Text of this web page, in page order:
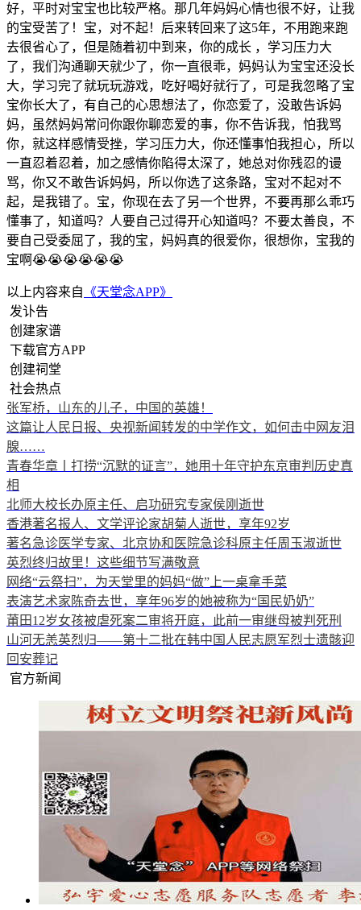
好，平时对宝宝也比较严格。那几年妈妈心情也很不好，让我
的宝受苦了！宝，对不起！后来转回来了这5年，不用跑来跑
去很省心了，但是随着初中到来，你的成长 ，学习压力大
了，我们沟通聊天就少了，你一直很乖，妈妈认为宝宝还没长
大，学习完了就玩玩游戏，吃好喝好就行了，可是我忽略了宝
宝你长大了，有自己的心思想法了，你恋爱了，没敢告诉妈
妈，虽然妈妈常问你跟你聊恋爱的事，你不告诉我，怕我骂
你，就这样感情受挫，学习压力大，你还懂事怕我担心，所以
一直忍着忍着，加之感情你陷得太深了，她总对你残忍的谩
骂，你又不敢告诉妈妈，所以你选了这条路，宝对不起对不
起，是我错了。宝，你现在去了另一个世界，不要再那么乖巧
懂事了，知道吗？人要自己过得开心知道吗？不要太善良，不
要自己受委屈了，我的宝，妈妈真的很爱你，很想你，宝我的
宝啊😭😭😭😭😭😭
以上内容来自 《天堂念APP》
发讣告
创建家谱
下载官方APP
创建祠堂
社会热点
张军桥，山东的儿子，中国的英雄！
这篇让人民日报、央视新闻转发的中学作文，如何击中网友泪
腺……
青春华章丨打捞“沉默的证言”，她用十年守护东京审判历史真
相
北师大校长办原主任、启功研究专家侯刚逝世
香港著名报人、文学评论家胡菊人逝世，享年92岁
著名急诊医学专家、北京协和医院急诊科原主任周玉淑逝世
英烈终归故里！这些细节写满敬意
网络“云祭扫”，为天堂里的妈妈“做”上一桌拿手菜
表演艺术家陈奇去世，享年96岁的她被称为“国民奶奶”
莆田12岁女孩被虐死案二审将开庭，此前一审继母被判死刑
山河无恙英烈归——第十二批在韩中国人民志愿军烈士遗骸迎
回安葬记
官方新闻